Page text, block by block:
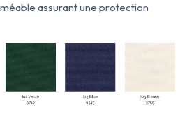
assurant une protection